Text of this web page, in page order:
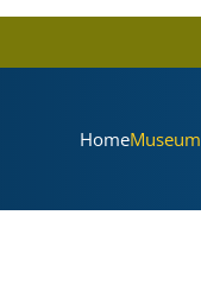
HomeMuseum